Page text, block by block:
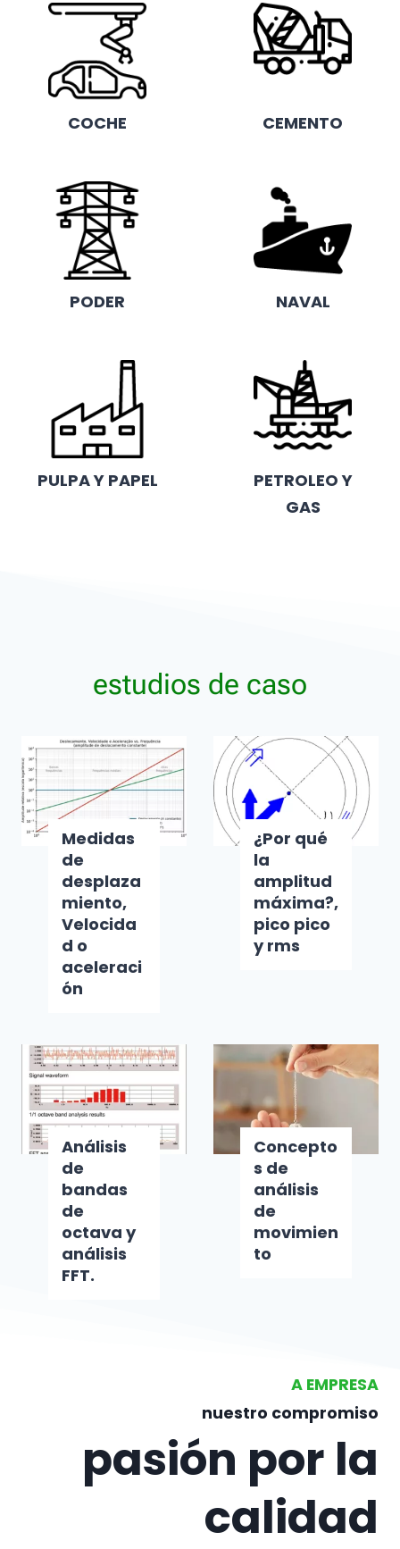
COCHE CEMENTO
PODER NAVAL
PULPA Y PAPEL
PETROLEO Y
GAS
estudios de caso
Medidas
de
desplaza
miento,
Velocida
d o
aceleraci
ón
¿Por qué
la
amplitud
máxima?,
pico pico
y rms
Análisis
de
bandas
de
octava y
análisis
FFT.
Concepto
s de
análisis
de
movimien
to
A EMPRESA
nuestro compromiso
pasión por la
calidad